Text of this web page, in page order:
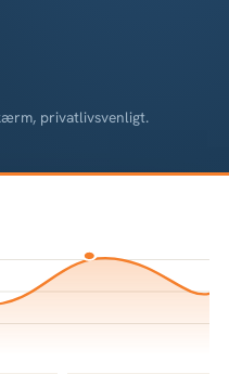
privatlivsvenligt.